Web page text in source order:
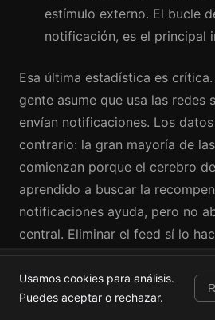
estímulo externo. El bucle
notificación, es el principal
Esa última estadística es
gente asume que usa las redes
envían notificaciones. Los
contrario: la gran mayoría de
comienzan porque el cerebro
aprendido a buscar la
notificaciones ayuda, pero no
central. Eliminar el feed sí lo
Para un desglose completo de
control, consulta nuestra guía
Bloquea Shorts, Reels y TikTok
Usamos cookies para análisis.
Puedes aceptar o rechazar.